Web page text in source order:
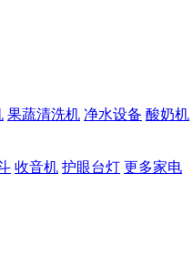
果蔬清洗机 净水设备 酸奶机
收音机 护眼台灯 更多家电